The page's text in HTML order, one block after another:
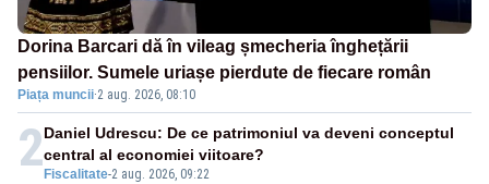
Dorina Barcari dă în vileag șmecheria înghețării
pensiilor. Sumele uriașe pierdute de fiecare român
Piața muncii·2 aug. 2026, 08:10
2 Fiscalitate-2 aug. 2026, 09:22
Daniel Udrescu: De ce patrimoniul va deveni conceptul
central al economiei viitoare?